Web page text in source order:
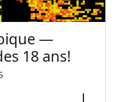
—
18 ans!